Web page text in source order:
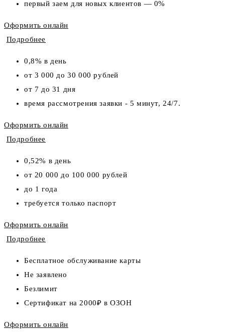
первый заем для новых клиентов — 0%
Оформить онлайн
Подробнее
0,8% в день
от 3 000 до 30 000 рублей
от 7 до 31 дня
время рассмотрения заявки - 5 минут, 24/7.
Оформить онлайн
Подробнее
0,52% в день
от 20 000 до 100 000 рублей
до 1 года
требуется только паспорт
Оформить онлайн
Подробнее
Бесплатное обслуживание карты
Не заявлено
Безлимит
Сертификат на 2000₽ в ОЗОН
Оформить онлайн